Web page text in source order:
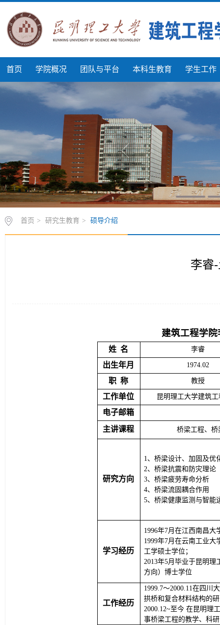
首页 学院概况 团队与平台 本科生教育 学生工作
首页 > 研究生教育 > 硕导介绍
李睿
建筑工程学院
姓 名 李睿
出生年月 1974.02
职 称 教授
工作单位 昆明理工大学建筑
电子邮箱
主讲课程
桥梁工程、
研究方向
1、 桥梁设计、加固及优
2、 桥梁抗震和防灾理论
3、 桥梁疲劳寿命分析
4、 桥梁流固耦合作用
5、 桥梁健康监测与智能
学习经历
1996年7月在江西南昌大
1999年7月在云南工业大
工学硕士学位；
2013年5月毕业于昆明理
方向）博士学位
工作经历
1999.7～2000.11在四川
拱桥和复合材料结构的
2000.12~至今 在昆明理
事桥梁工程的教学、科研